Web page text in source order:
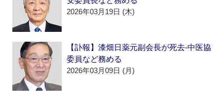
2026年03月19日 (木)
【訃報】漆畑日薬元副会長が死去‐中医協
委員など務める
2026年03月09日 (月)